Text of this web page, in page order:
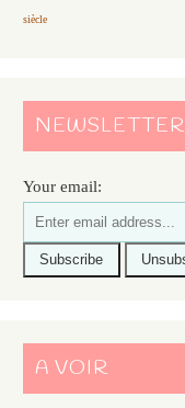
siècle
NEWSLETTER
Your email:
A VOIR